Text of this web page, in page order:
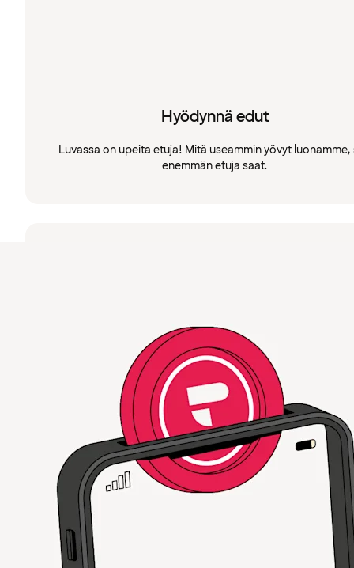
Hyödynnä edut
Luvassa on upeita etuja! Mitä useammin yövyt luonamme,
enemmän etuja saat.